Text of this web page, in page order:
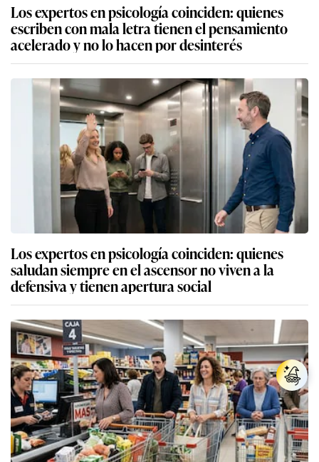
Los expertos en psicología coinciden: quienes
escriben con mala letra tienen el pensamiento
acelerado y no lo hacen por desinterés
Los expertos en psicología coinciden: quienes
saludan siempre en el ascensor no viven a la
defensiva y tienen apertura social